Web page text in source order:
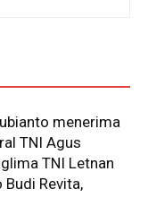
menerima
TNI Agus
TNI Letnan
Budi Revita,